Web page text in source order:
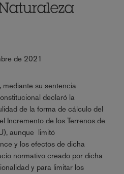
de 2021
su sentencia
declaró la
de la forma de cálculo del
Incremento de los Terrenos de
aunque limitó
y los efectos de dicha
normativo creado por dicha
y para limitar los